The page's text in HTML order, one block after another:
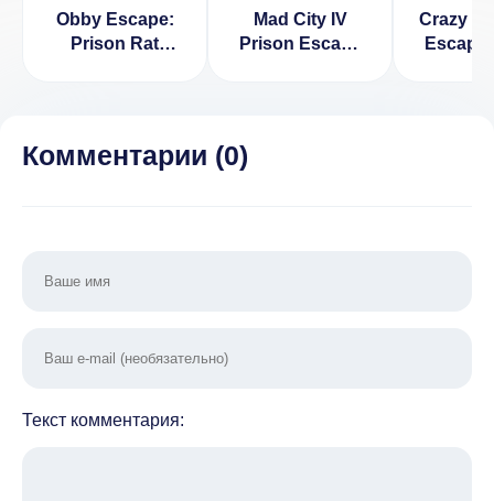
Obby Escape:
Prison Rat
Mad City IV
Prison Escape
Crazy
Комментарии (0)
Текст комментария: